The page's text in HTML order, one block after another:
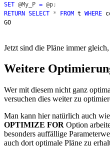
SET @My_P = @p ;
RETURN SELECT * FROM t WHERE
GO
Jetzt sind die Pläne immer
Weitere
Wer mit diesem nicht ganz
versuchen dies weiter zu
Man kann hier natürlich auch
OPTIMIZE FOR Option
besonders auffällige
auch dort optimale Pläne zu